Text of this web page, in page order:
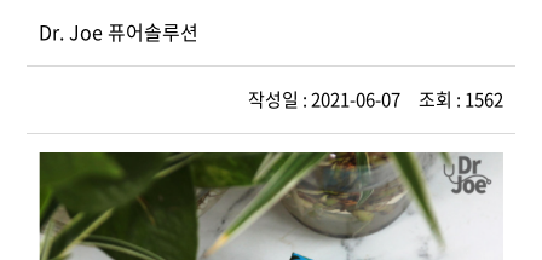
Dr. Joe 퓨어솔루션
작성일 : 2021-06-07 조회 : 1562